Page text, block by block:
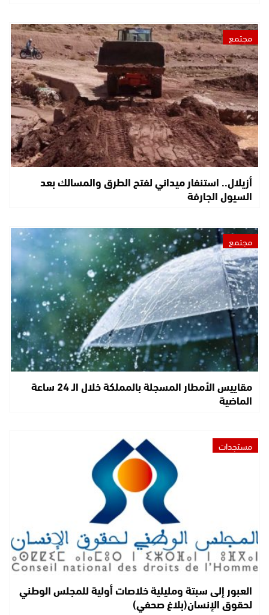
مجتمع
أزيلال.. استنفار ميداني لفتح الطرق والمسالك بعد
السيول الجارفة
مجتمع
مقاييس الأمطار المسجلة بالمملكة خلال الـ 24 ساعة
الماضية
مستجدات
العبور إلى سبتة ومليلية خلاصات أولية للمجلس الوطني
لحقوق الإنسان(بلاغ صحفي)